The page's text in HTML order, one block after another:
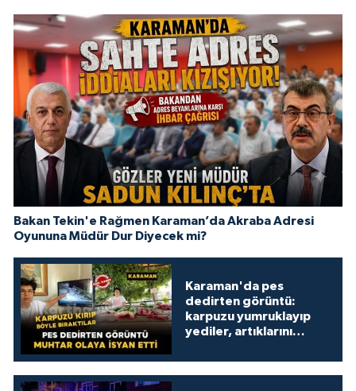
Bakan Tekin'e Rağmen Karaman’da Akraba Adresi
Oyununa Müdür Dur Diyecek mi?
Karaman'da pes
dedirten görüntü:
karpuzu yumruklayıp
yediler, artıklarını